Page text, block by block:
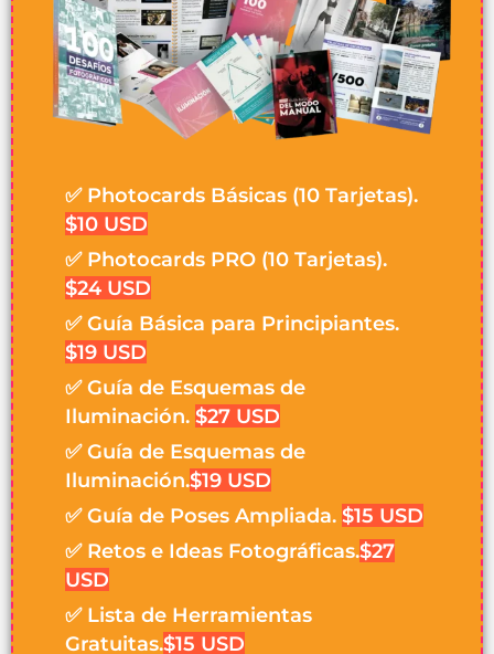
✅ Photocards Básicas (10 Tarjetas).
$10 USD
✅ Photocards PRO (10 Tarjetas).
$24 USD
✅ Guía Básica para Principiantes.
$19 USD
✅ Guía de Esquemas de
Iluminación.$27 USD
✅ Guía de Esquemas de
Iluminación.$19 USD
✅ Guía de Poses Ampliada.$15 USD
✅ Retos e Ideas Fotográficas.$27
USD
✅ Lista de Herramientas
Gratuitas.$15 USD